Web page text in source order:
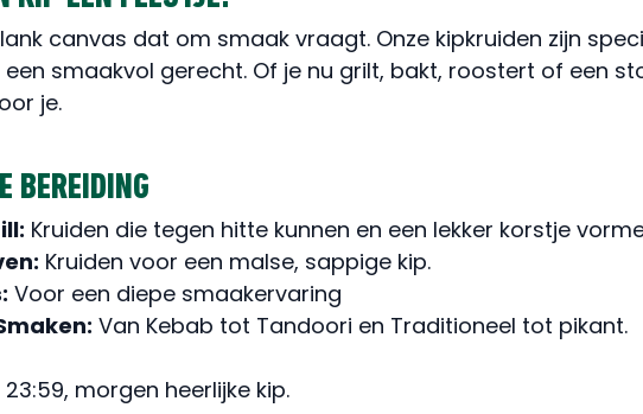
canvas dat om smaak vraagt. Onze kipkruiden zijn
smaakvol gerecht. Of je nu grilt, bakt, roostert of een
je.
BEREIDING
Kruiden die tegen hitte kunnen en een lekker korstje
Kruiden voor een malse, sappige kip.
Voor een diepe smaakervaring
Van Kebab tot Tandoori en Traditioneel tot pikant.
morgen heerlijke kip.